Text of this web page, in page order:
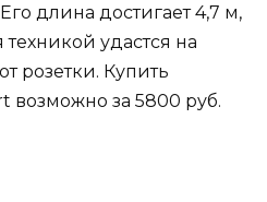
длина достигает 4,7 м,
техникой удастся на
розетки. Купить
возможно за 5800 руб.